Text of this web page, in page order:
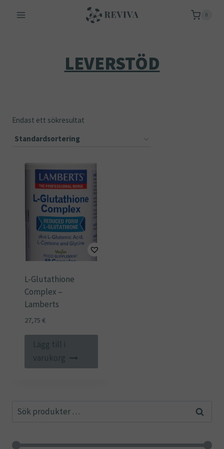
0
LEVERSTÖD
Endast ett sökresultat
L-Glutathione
Complex –
Lamberts
27,75 €
Lägg till i
varukorg
Sök
Sök